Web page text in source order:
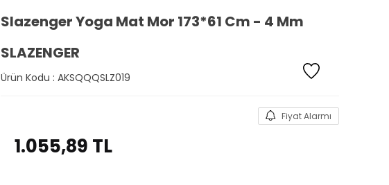
Slazenger Yoga Mat Mor 173*61 Cm - 4 Mm
SLAZENGER
Ürün Kodu : AKSQQQSLZ019
Fiyat Alarmı
1.055,89 TL